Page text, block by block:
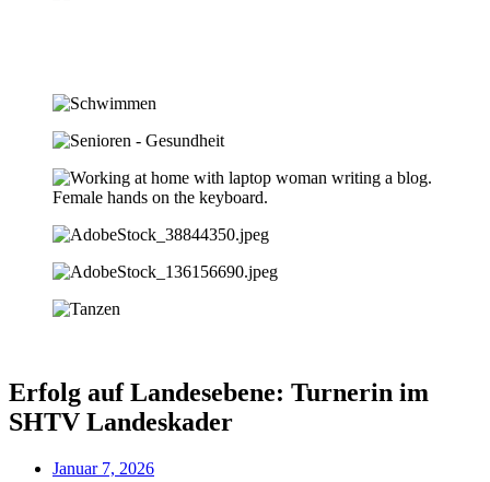
Erfolg auf Landesebene: Turnerin im
SHTV Landeskader
Januar 7, 2026